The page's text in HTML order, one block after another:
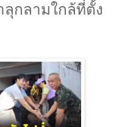
กลามใกล้ที่ตั้ง